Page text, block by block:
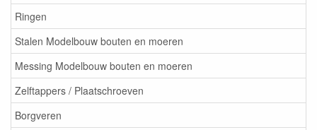
Ringen
Stalen Modelbouw bouten en moeren
Messing Modelbouw bouten en moeren
Zelftappers / Plaatschroeven
Borgveren